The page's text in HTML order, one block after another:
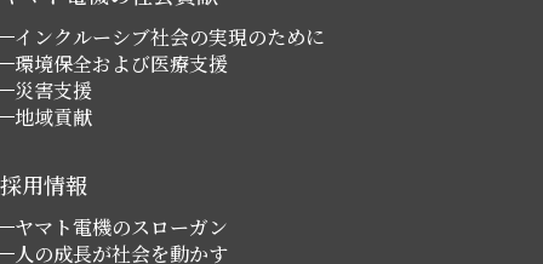
インクルーシブ社会の実現のために
環境保全および医療支援
災害支援
地域貢献
採用情報
ヤマト電機のスローガン
人の成長が社会を動かす